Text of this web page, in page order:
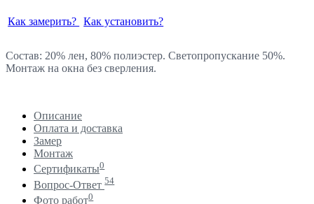
Как замерить? Как установить?
Состав: 20% лен, 80% полиэстер. Светопропускание 50%.
Монтаж на окна без сверления.
Описание
Оплата и доставка
Замер
Монтаж
Сертификаты0
Вопрос-Ответ 54
Фото работ0